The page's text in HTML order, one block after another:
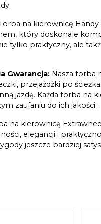
na kierownicę Handy
który doskonale
tylko praktyczny, ale
Gwarancja: Nasza torba
przejażdżki po
jazdę. Każda torba na
zaufaniu do ich jakości.
na kierownicę
elegancji i
jeszcze bardziej